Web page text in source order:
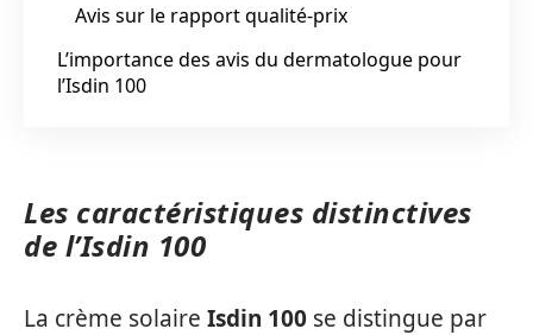
Avis sur le rapport qualité-prix
L’importance des avis du dermatologue pour
l’Isdin 100
Les caractéristiques distinctives
de l’Isdin 100
La crème solaire Isdin 100 se distingue par